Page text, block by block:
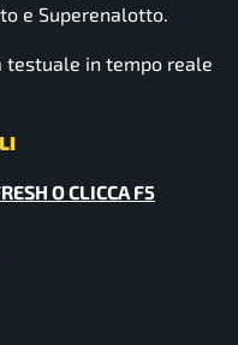
e Superenalotto.
testuale in tempo reale
O CLICCA F5